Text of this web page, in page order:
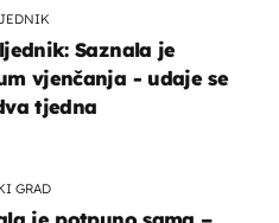
Saznala je
vjenčanja - udaje se
tjedna
GRAD